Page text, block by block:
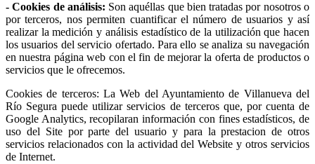
- Cookies de análisis: Son aquéllas que bien tratadas por nosotros o
por terceros, nos permiten cuantificar el número de usuarios y así
realizar la medición y análisis estadístico de la utilización que hacen
los usuarios del servicio ofertado. Para ello se analiza su navegación
en nuestra página web con el fin de mejorar la oferta de productos o
servicios que le ofrecemos.
Cookies de terceros: La Web del Ayuntamiento de Villanueva del
Río Segura puede utilizar servicios de terceros que, por cuenta de
Google Analytics, recopilaran información con fines estadísticos, de
uso del Site por parte del usuario y para la prestacion de otros
servicios relacionados con la actividad del Website y otros servicios
de Internet.